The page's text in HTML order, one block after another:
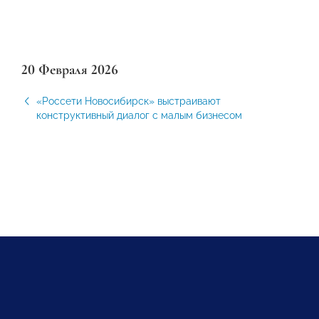
20 Февраля 2026
«Россети Новосибирск» выстраивают
конструктивный диалог с малым бизнесом